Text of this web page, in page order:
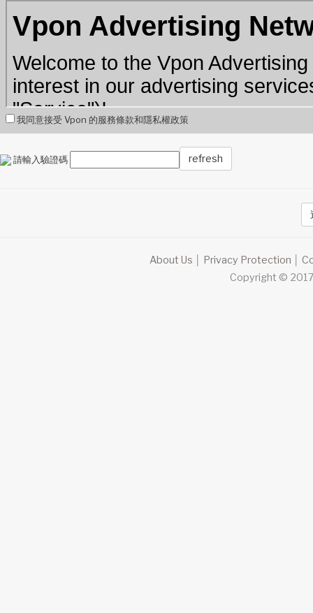
我同意接受 Vpon 的服務條款和隱私權政策
請輸入驗證碼 refresh
About Us Privacy Protection
Copyright ©